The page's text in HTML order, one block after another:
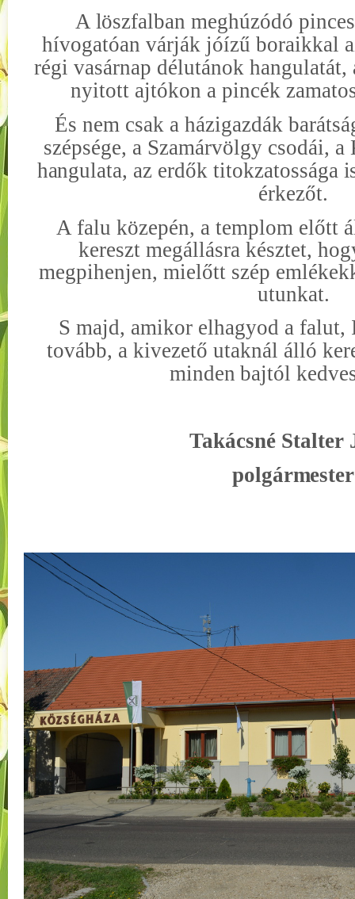
Alöszfalban meghúzódó
hívogatóan várják jóízű boraikkal
régi vasárnap délutánok
nyitott ajtókon a pincék
És nem csak a házigazdák
szépsége, a Szamárvölgy csodái,
hangulata, az erdők titokzatossága i
érkezőt.
A falu közepén, a templom előtt
kereszt megállásra késztet,
megpihenjen, mielőtt szép
utunkat.
S majd, amikor elhagyod a falut,
tovább, a kivezető utaknál álló
minden bajtól
Takácsné Stalter
polgármester